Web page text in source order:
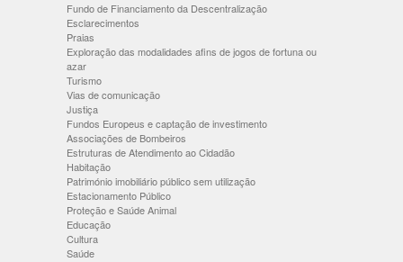
Fundo de Financiamento da Descentralização
Esclarecimentos
Praias
Exploração das modalidades afins de jogos de fortuna ou
azar
Turismo
Vias de comunicação
Justiça
Fundos Europeus e captação de investimento
Associações de Bombeiros
Estruturas de Atendimento ao Cidadão
Habitação
Património imobiliário público sem utilização
Estacionamento Público
Proteção e Saúde Animal
Educação
Cultura
Saúde